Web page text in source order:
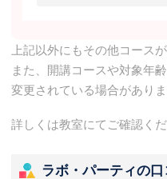
上記以外にもその他コース
また、開講コースや対象年
変更されている場合がありま
詳しくは教室にてご確認くだ
ラボ・パーティの口